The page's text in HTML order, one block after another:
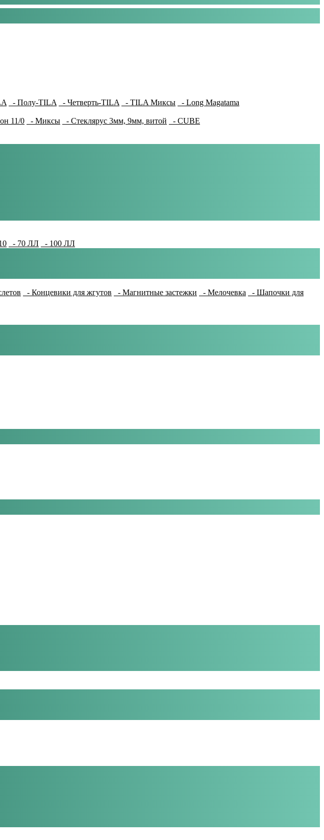
- Полу-TILA - Четверть-TILA - TILA Миксы - Long Magatama
11/0 - Миксы - Стеклярус 3мм, 9мм, витой - CUBE
- 70 ЛЛ
- 100 ЛЛ
- Концевики для жгутов - Магнитные застежки - Мелочевка
- Шапочки для